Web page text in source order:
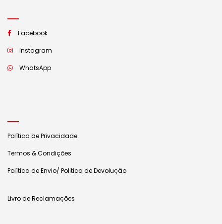
Facebook
Instagram
WhatsApp
Política de Privacidade
Termos & Condições
Política de Envio/ Politica de Devolução
Livro de Reclamações